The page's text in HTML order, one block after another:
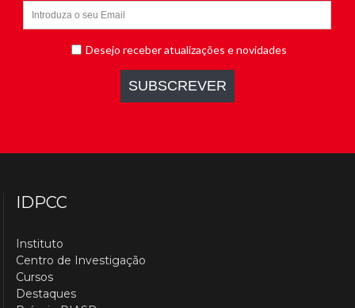
IDPCC
Instituto
Centro de Investigação
Cursos
Destaques